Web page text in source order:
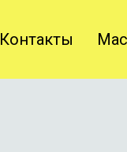
Контакты